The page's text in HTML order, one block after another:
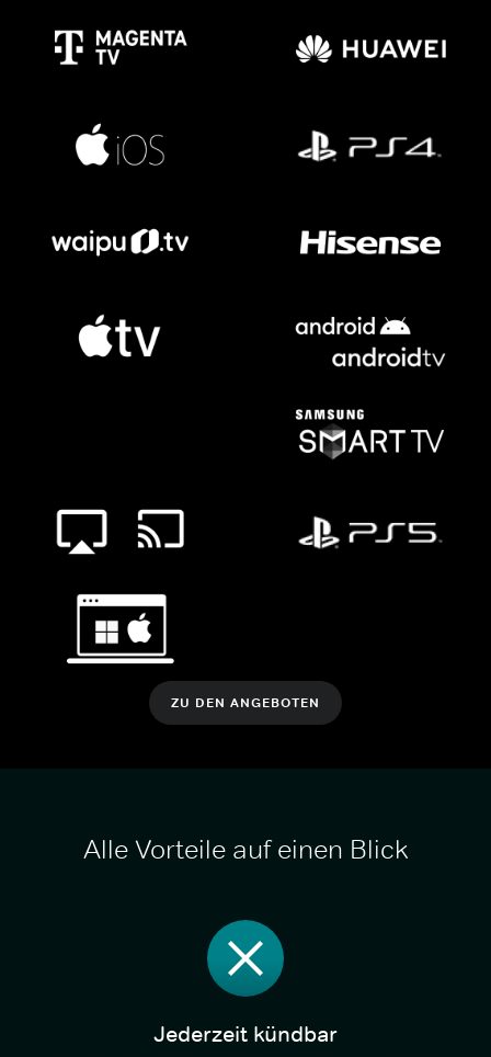
ZU DEN ANGEBOTEN
Alle Vorteile auf einen Blick
Jederzeit kündbar